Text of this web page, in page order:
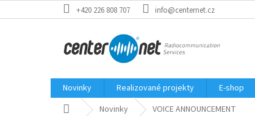
na
+420 226 808 707 info@centernet.cz
Novinky Realizované projekty E-shop
Domů Novinky VOICE ANNOUNCEMENT